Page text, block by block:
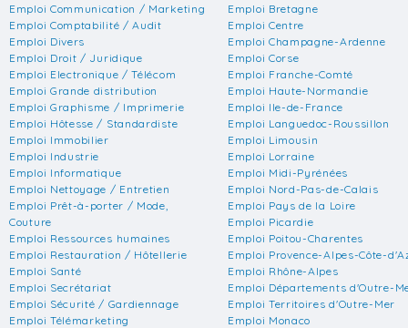
Emploi Communication / Marketing
Emploi Comptabilité / Audit
Emploi Divers
Emploi Droit / Juridique
Emploi Electronique / Télécom
Emploi Grande distribution
Emploi Graphisme / Imprimerie
Emploi Hôtesse / Standardiste
Emploi Immobilier
Emploi Industrie
Emploi Informatique
Emploi Nettoyage / Entretien
Emploi Prêt-à-porter / Mode,
Couture
Emploi Ressources humaines
Emploi Restauration / Hôtellerie
Emploi Santé
Emploi Secrétariat
Emploi Sécurité / Gardiennage
Emploi Télémarketing
Emploi Bretagne
Emploi Centre
Emploi Champagne-Ardenne
Emploi Corse
Emploi Franche-Comté
Emploi Haute-Normandie
Emploi Ile-de-France
Emploi Languedoc-Roussillon
Emploi Limousin
Emploi Lorraine
Emploi Midi-Pyrénées
Emploi Nord-Pas-de-Calais
Emploi Pays de la Loire
Emploi Picardie
Emploi Poitou-Charentes
Emploi Provence-Alpes-Côte-
Emploi Rhône-Alpes
Emploi Départements d'Outre-
Emploi Territoires d'Outre-Mer
Emploi Monaco